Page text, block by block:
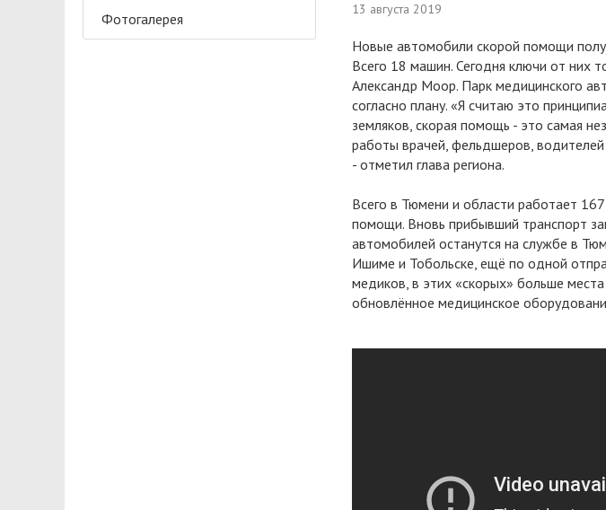
Фотогалерея
13 августа 2019
Новые автомобили скорой помощи
Всего 18 машин. Сегодня ключи от них
Александр Моор. Парк медицинского
согласно плану. «Я считаю это
земляков, скорая помощь - это самая
работы врачей, фельдшеров,
- отметил глава региона.
Всего в Тюмени и области работает
помощи. Вновь прибывший транспорт
автомобилей останутся на службе в
Ишиме и Тобольске, ещё по одной
медиков, в этих «скорых» больше
обновлённое медицинское